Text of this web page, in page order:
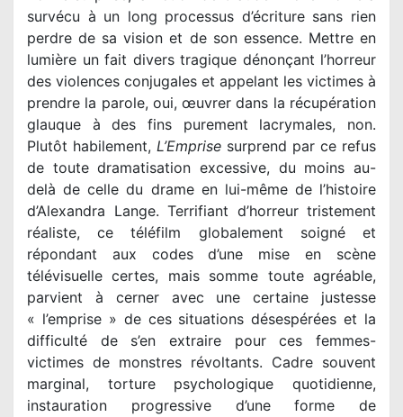
survécu à un long processus d’écriture sans rien
perdre de sa vision et de son essence. Mettre en
lumière un fait divers tragique dénonçant l’horreur
des violences conjugales et appelant les victimes à
prendre la parole, oui, œuvrer dans la récupération
glauque à des fins purement lacrymales, non.
Plutôt habilement, L’Emprise surprend par ce refus
de toute dramatisation excessive, du moins au-
delà de celle du drame en lui-même de l’histoire
d’Alexandra Lange. Terrifiant d’horreur tristement
réaliste, ce téléfilm globalement soigné et
répondant aux codes d’une mise en scène
télévisuelle certes, mais somme toute agréable,
parvient à cerner avec une certaine justesse
« l’emprise » de ces situations désespérées et la
difficulté de s’en extraire pour ces femmes-
victimes de monstres révoltants. Cadre souvent
marginal, torture psychologique quotidienne,
instauration progressive d’une forme de